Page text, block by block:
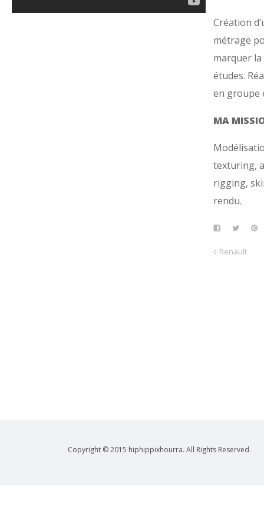
Création
métrage
marquer la
études.
en groupe
MA
texturing,
rigging,
rendu.
Renault
Copyright © 2015 hiphippixhourra. All Rights Reserved.